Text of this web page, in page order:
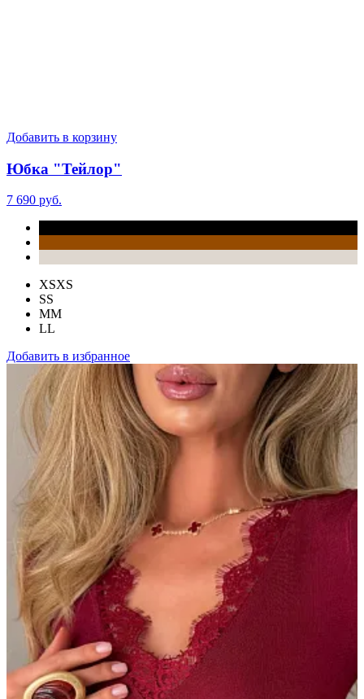
Добавить в корзину
Юбка "Тейлор"
7 690 руб.
XSXS
SS
MM
LL
Добавить в избранное